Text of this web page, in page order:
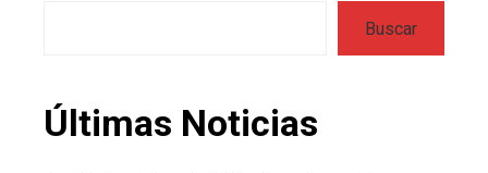
Buscar
Últimas Noticias